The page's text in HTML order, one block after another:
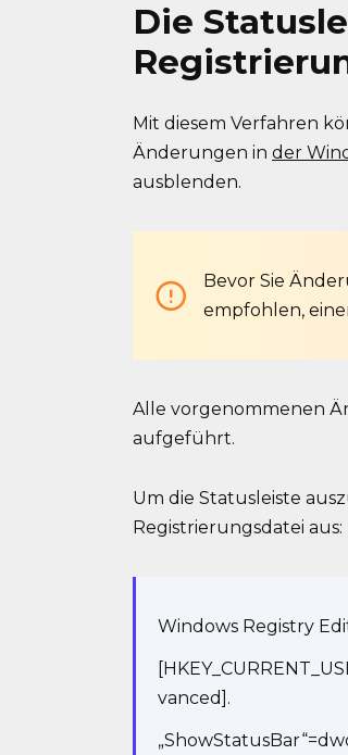
Die
Mit diesem Verfahren
Änderungen in der
ausblenden.
Bevor Sie
empfohlen,
Alle vorgenommenen
aufgeführt.
Um die Statusleiste
Registrierungsdatei aus:
Windows Registry
vanced].